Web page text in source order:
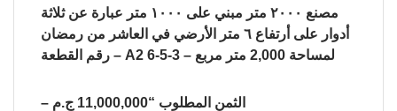
مصنع ٢٠٠٠ متر مبني على ١٠٠٠ متر عبارة عن ثلاثة
أدوار على أرتفاع ٦ متر الأرضي في العاشر من رمضان
– الثمن المطلوب “11,000,000 ج.م